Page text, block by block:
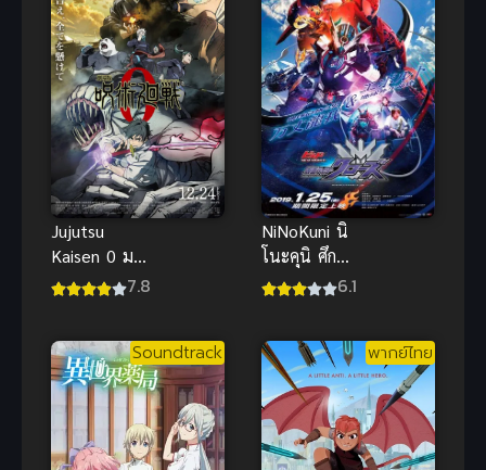
Jujutsu
Kaisen 0 มหา
เวทย์ผนึกมาร
7.8
NiNoKuni นิ
โนะคุนิ ศึก
พิภพคู่ขนาน6.1
Soundtrack พากย์ไทย